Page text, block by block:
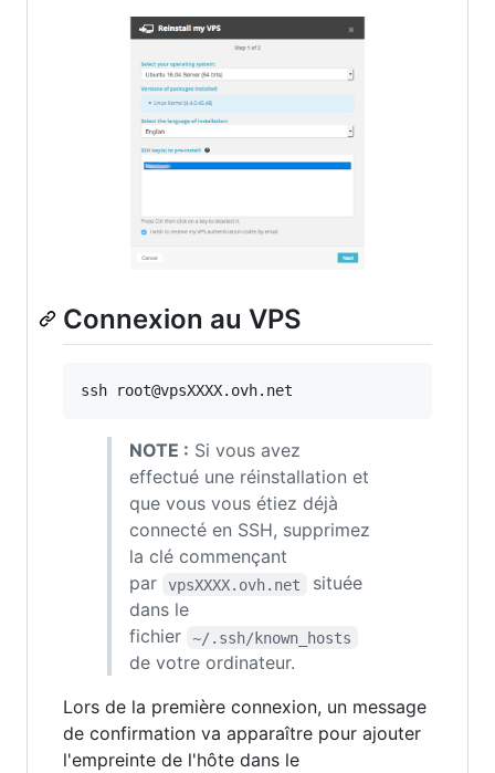
Connexion au VPS
ssh root@vpsXXXX.ovh.net
NOTE : Si vous avez
effectué une réinstallation et
que vous vous étiez déjà
connecté en SSH, supprimez
la clé commençant
par
vpsXXXX.ovh.net
située
dans le
fichier
~/.ssh/known_hosts
de votre ordinateur.
Lors de la première connexion, un message
de confirmation va apparaître pour ajouter
l'empreinte de l'hôte dans le